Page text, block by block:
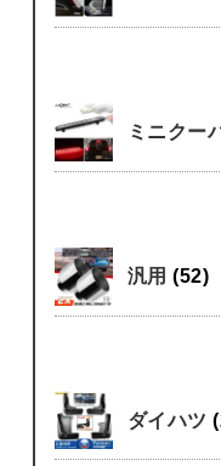
ミニクー
汎用(52)
ダイハツ